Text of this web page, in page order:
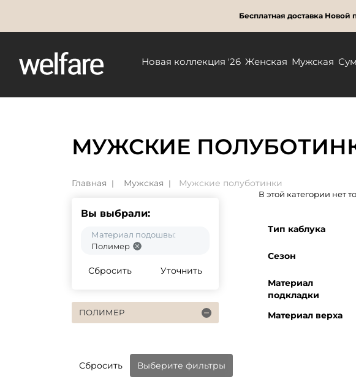
Бесплатная доставка Новой
Новая коллекция '26 Женская Мужская
МУЖСКИЕ
Главная Мужская Мужские полуботинки
Вы выбрали:
Материал подошвы:
Полимер
Сбросить Уточнить
ПОЛИМЕР
Сбросить Выберите фильтры
В этой категории нет
Тип каблука
Сезон
Материал
подкладки
Материал верха